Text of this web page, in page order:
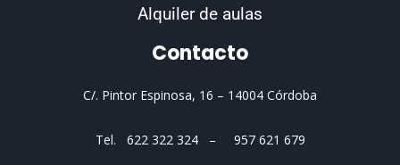
Alquiler de aulas
Contacto
C/. Pintor Espinosa, 16 – 14004 Córdoba
Tel. 622 322 324 – 957 621 679